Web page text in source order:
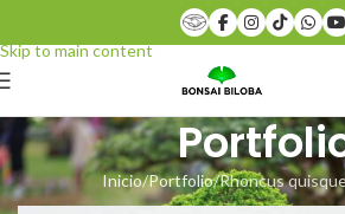
Skip to main content
Inicio Portfolio Rhoncus